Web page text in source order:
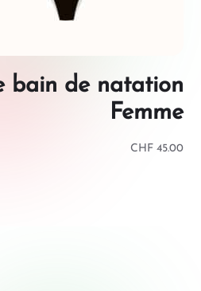
bain de natation
Femme
CHF45.00